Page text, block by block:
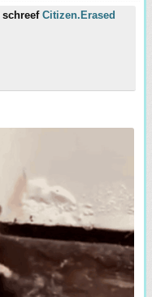
schreef Citizen.Erased